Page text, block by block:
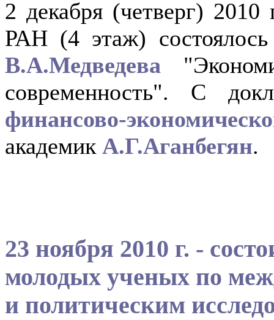
2 декабря (четверг)
РАН (4 этаж) состоялось
В.А.Медведева
современность". С
финансово-
академик А.Г.Аганбегян.
23 ноября 2010 г. -
молодых ученых по
и политическим